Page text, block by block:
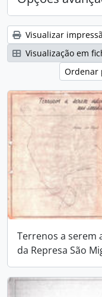
Visualizar
Visualização em
Ordenar
Terrenos a serem
da Represa São